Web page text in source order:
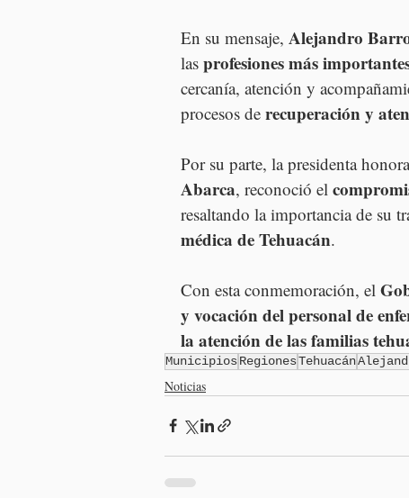
En su mensaje, Alejandro
las profesiones más
cercanía, atención y
procesos de recuperación y
Por su parte, la presidenta
Abarca, reconoció el
resaltando la importancia de su
médica de Tehuacán.
Con esta conmemoración, el
y vocación del personal de
la atención de las familias
MunicipiosRegionesTehuacán
Noticias